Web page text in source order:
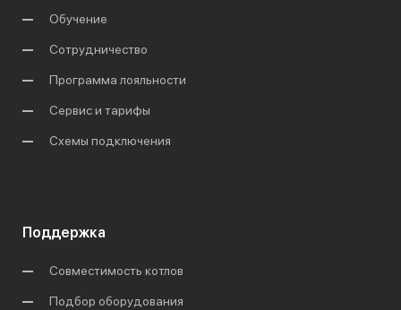
Обучение
Сотрудничество
Программа лояльности
Сервис и тарифы
Схемы подключения
Поддержка
Совместимость котлов
Подбор оборудования